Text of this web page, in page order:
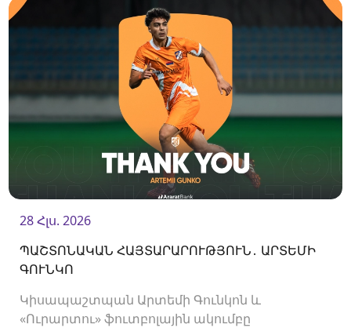
մեկնարկի մասին։
28 Հլս. 2026
ՊԱՇՏՈՆԱԿԱՆ ՀԱՅՏԱՐԱՐՈՒԹՅՈՒՆ․ ԱՐՏԵՄԻ
ԳՈՒՆԿՈ
Կիսապաշտպան Արտեմի Գունկոն և
«Ուրարտու» ֆուտբոլային ակումբը